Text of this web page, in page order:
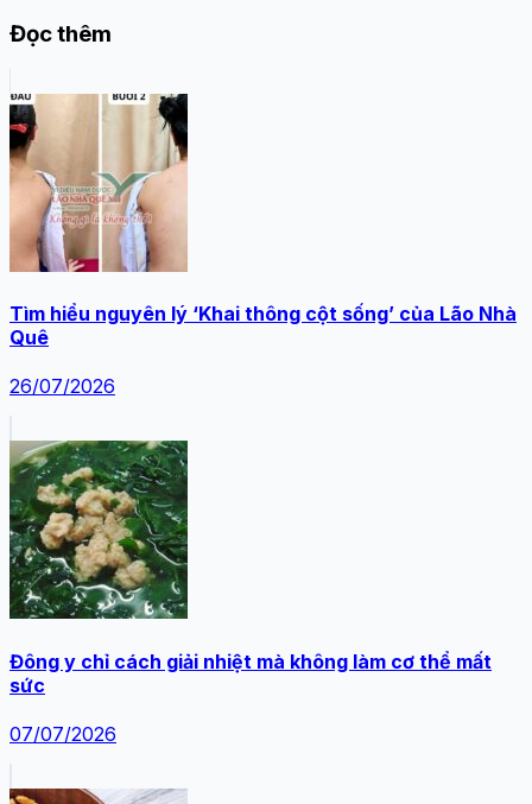
Đọc thêm
Tìm hiểu nguyên lý ‘Khai thông cột sống’ của Lão Nhà
Quê
26/07/2026
Đông y chỉ cách giải nhiệt mà không làm cơ thể mất
sức
07/07/2026